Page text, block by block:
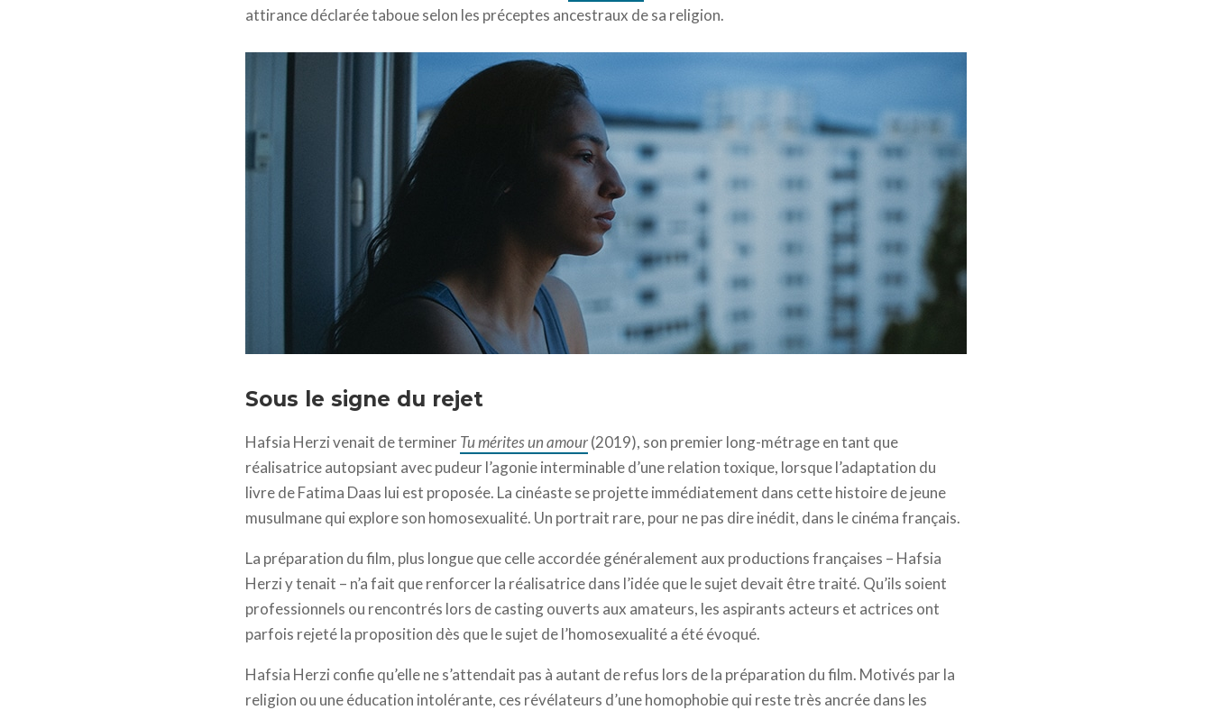
attirance déclarée taboue selon les préceptes ancestraux de sa religion.
Sous le signe du rejet
Hafsia Herzi venait de terminerTu mérites un amour(2019), son premier long-métrage en tant que
réalisatrice autopsiant avec pudeur l’agonie interminable d’une relation toxique, lorsque l’adaptation du
livre de Fatima Daas lui est proposée. La cinéaste se projette immédiatement dans cette histoire de jeune
musulmane qui explore son homosexualité. Un portrait rare, pour ne pas dire inédit, dans le cinéma français.
La préparation du film, plus longue que celle accordée généralement aux productions françaises – Hafsia
Herzi y tenait – n’a fait que renforcer la réalisatrice dans l’idée que le sujet devait être traité. Qu’ils soient
professionnels ou rencontrés lors de casting ouverts aux amateurs, les aspirants acteurs et actrices ont
parfois rejeté la proposition dès que le sujet de l’homosexualité a été évoqué.
Hafsia Herzi confie qu’elle ne s’attendait pas à autant de refus lors de la préparation du film. Motivés par la
religion ou une éducation intolérante, ces révélateurs d’une homophobie qui reste très ancrée dans les